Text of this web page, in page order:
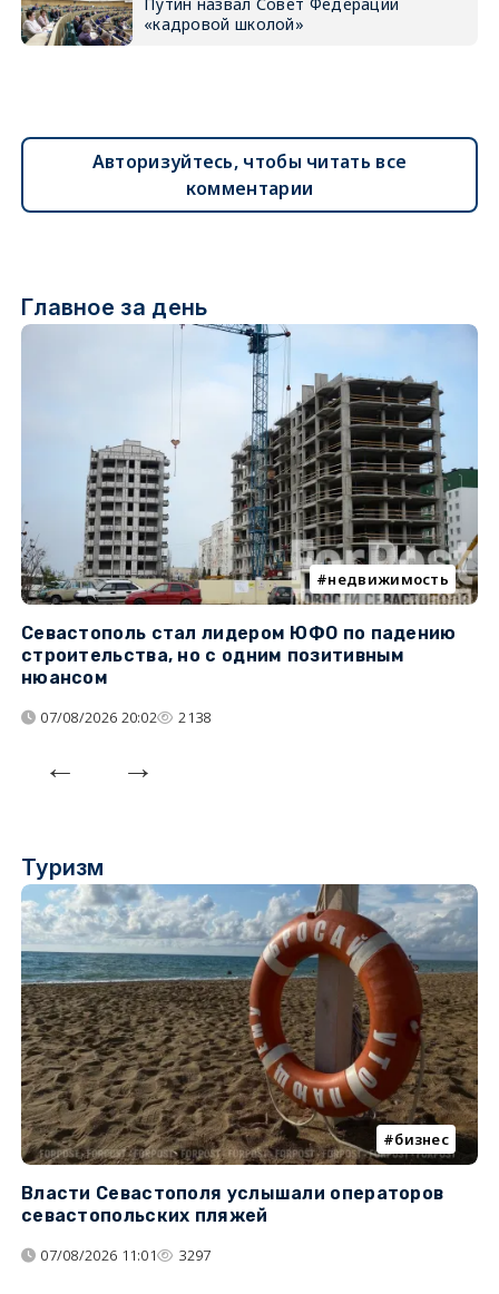
«кадровой школой»
Авторизуйтесь, чтобы читать все
комментарии
Главное за день
недвижимость
Севастополь стал лидером ЮФО по падению
строительства, но с одним позитивным
нюансом
07/08/2026 20:02 2138
Туризм
бизнес
Власти Севастополя услышали операторов
севастопольских пляжей
07/08/2026 11:01 3297